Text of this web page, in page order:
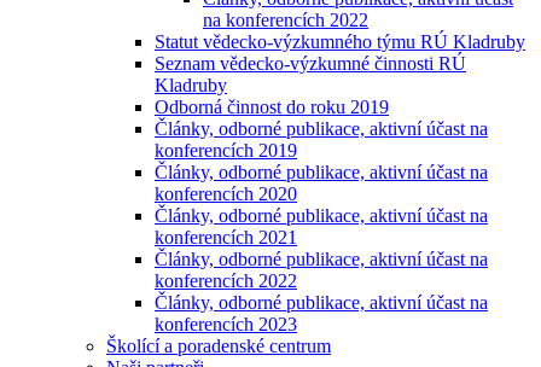
na konferencích 2022
Statut vědecko-výzkumného týmu RÚ Kladruby
Seznam vědecko-výzkumné činnosti RÚ
Kladruby
Odborná činnost do roku 2019
Články, odborné publikace, aktivní účast na
konferencích 2019
Články, odborné publikace, aktivní účast na
konferencích 2020
Články, odborné publikace, aktivní účast na
konferencích 2021
Články, odborné publikace, aktivní účast na
konferencích 2022
Články, odborné publikace, aktivní účast na
konferencích 2023
Školící a poradenské centrum